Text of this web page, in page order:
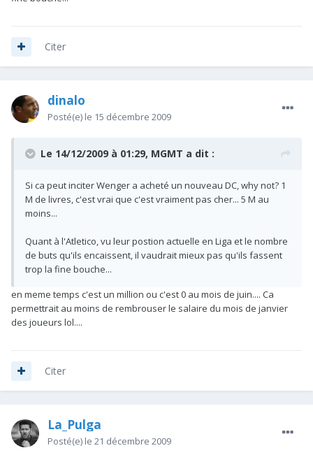
Citer
dinalo
Posté(e) le 15 décembre 2009
Le 14/12/2009 à 01:29, MGMT a dit :
Si ca peut inciter Wenger a acheté un nouveau DC, why not? 1
M de livres, c'est vrai que c'est vraiment pas cher... 5 M au
moins...
Quant à l'Atletico, vu leur postion actuelle en Liga et le nombre
de buts qu'ils encaissent, il vaudrait mieux pas qu'ils fassent
trop la fine bouche...
en meme temps c'est un million ou c'est 0 au mois de juin.... Ca
permettrait au moins de rembrouser le salaire du mois de janvier
des joueurs lol....
Citer
La_Pulga
Posté(e) le 21 décembre 2009